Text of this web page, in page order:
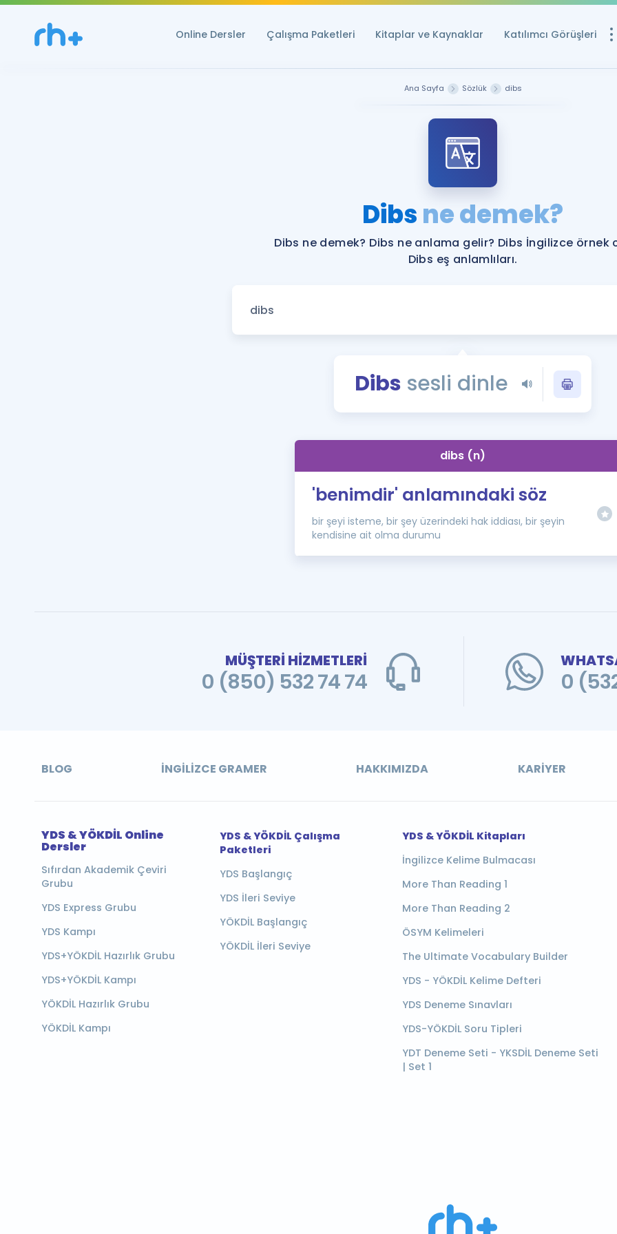
Online Dersler Çalışma Paketleri Kitaplar ve Kaynaklar Katılımcı Görüşleri
YDS ve YÖKDİL
YDS ve YÖKDİL'e
Tüm ÖSYM
Blog
YDS - YÖKDİL
İngilizce Gramer
Ana Sayfa Sözlük dibs
Dibsne demek?
Dibs ne demek? Dibs ne anlama gelir? Dibs İngilizce örnek
Dibs eş anlamlıları.
Dibs sesli dinle
dibs (n)
'benimdir' anlamındaki söz
bir şeyi isteme, bir şey üzerindeki hak iddiası, bir şeyin
kendisine ait olma durumu
MÜŞTERİ HİZMETLERİ
0 (850) 532 74 74 0
BLOG İNGILIZCE GRAMER HAKKIMIZDA KARIYER
YDS & YÖKDİL Online
Dersler
Sıfırdan Akademik Çeviri
Grubu
YDS Express Grubu
YDS Kampı
YDS+YÖKDİL Hazırlık Grubu
YDS+YÖKDİL Kampı
YÖKDİL Hazırlık Grubu
YÖKDİL Kampı
YDS & YÖKDİL Çalışma
Paketleri
YDS Başlangıç
YDS İleri Seviye
YÖKDİL Başlangıç
YÖKDİL İleri Seviye
YDS & YÖKDİL Kitapları
İngilizce Kelime Bulmacası
More Than Reading 1
More Than Reading 2
ÖSYM Kelimeleri
The Ultimate Vocabulary Builder
YDS - YÖKDİL Kelime Defteri
YDS Deneme Sınavları
YDS-YÖKDİL Soru Tipleri
YDT Deneme Seti - YKSDİL Deneme Seti
| Set 1